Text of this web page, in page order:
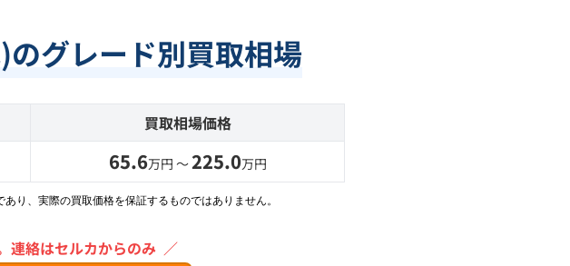
グレード別買取相場
買取相場価格
65.6万円 〜225.0万円
り、実際の買取価格を保証するものではありません。
連絡はセルカからのみ ／